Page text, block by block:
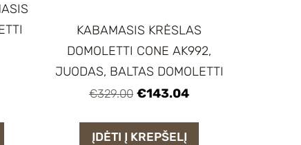
KABAMASIS KRĖSLAS
DOMOLETTI CONE AK992,
JUODAS, BALTAS DOMOLETTI
€329.00 €143.04
ĮDĖTI Į KREPŠELĮ